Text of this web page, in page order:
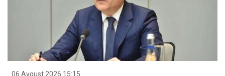
06 Avqust 2026 15:15